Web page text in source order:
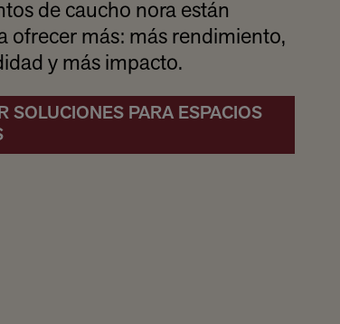
de caucho nora están
ofrecer más: más rendimiento,
y más impacto.
SOLUCIONES PARA ESPACIOS